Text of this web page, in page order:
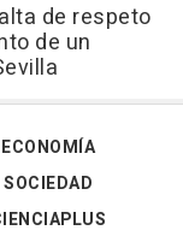
de respeto
de un
ECONOMÍA
SOCIEDAD